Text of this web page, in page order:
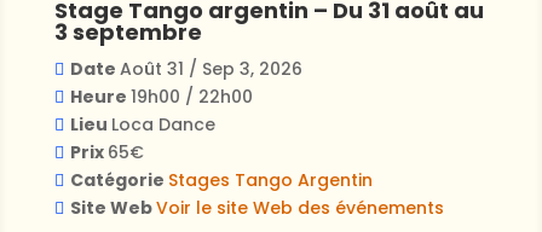
Stage Tango argentin – Du 31 août au
3 septembre
Date Août 31 / Sep 3, 2026
Heure 19h00 / 22h00
Lieu Loca Dance
Prix 65€
Catégorie Stages Tango Argentin
Site WebVoir le site Web des événements